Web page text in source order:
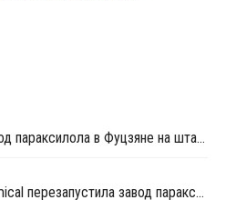
FREP в июле загрузила завод параксилола в Фуцзяне на штатном уровне
Sinopec Shanghai Petrochemical перезапустила завод параксилола № 1 после планового ремонта